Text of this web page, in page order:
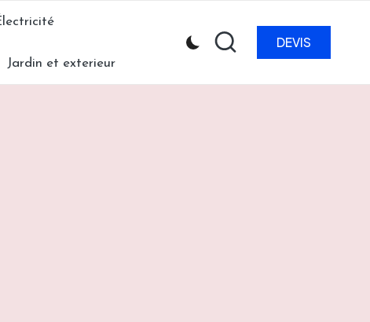
Jardin et exterieur
DEVIS